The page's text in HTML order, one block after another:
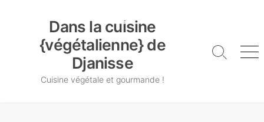
Dans la cuisine
{végétalienne} de
Djanisse
Cuisine végétale et gourmande !
Search